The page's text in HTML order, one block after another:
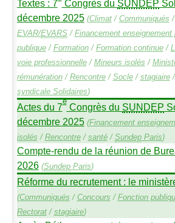
Textes : 7 Congrès du SUNDEP
décembre 2025 (Climat/ Communiqués /
EVAR/EVARS/ Financement enseignement
publique/ Formation/ Formation continue/
voie professionnelle/ Mineurs isolés /
rémunération/ Rencontre/ Socle/ stagiaire/
syndicale Solidaires)
Actes du 7eCongrès du SUNDEP
décembre 2025 (Financement
isolés / Rencontre/ santé/ SundepParis)
Compte-rendu de la réunion de
2026 (SundepParis)
Réforme du recrutement : le
(Communiqués / Concours / Fonction
Rectorat/ stagiaire)